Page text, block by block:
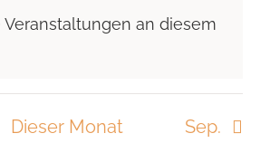
Veranstaltungen an diesem
Dieser Monat Sep.